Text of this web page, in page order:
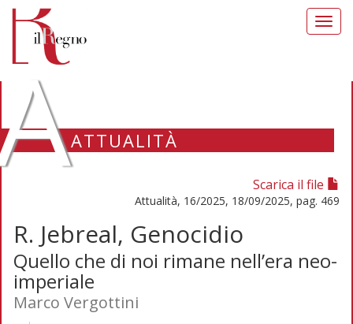
ATTUALITÀ
Scarica il file
Attualità, 16/2025, 18/09/2025, pag. 469
R. Jebreal, Genocidio
Quello che di noi rimane nell’era neo-
imperiale
Marco Vergottini